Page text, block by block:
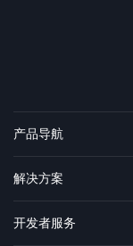
产品导航
解决方案
开发者服务